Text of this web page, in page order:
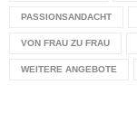
PASSIONSANDACHT
VON FRAU ZU FRAU
WEITERE ANGEBOTE